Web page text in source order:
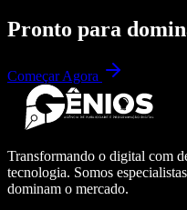
Pronto para
Começar Agora
Transformando o digital com
tecnologia. Somos
dominam o mercado.